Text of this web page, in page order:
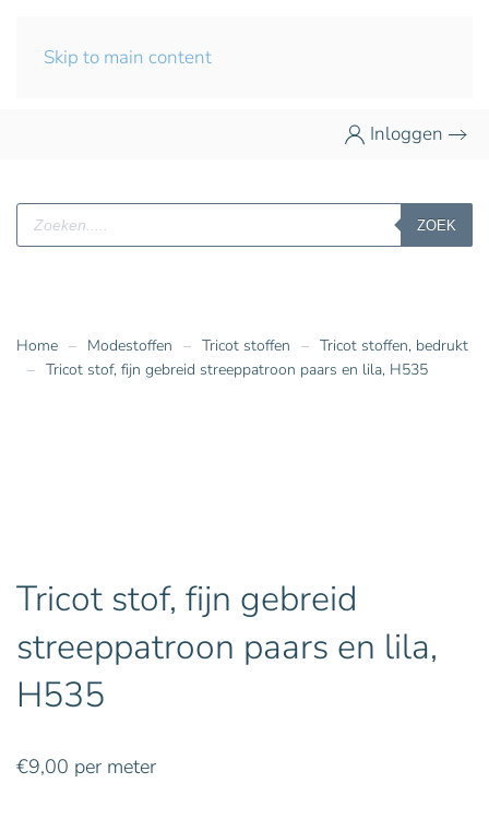
Skip to main content
Inloggen
Producten
zoeken
ZOEK
Home Modestoffen Tricot stoffen
Tricot stoffen, bedrukt
Tricot stof, fijn gebreid streeppatroon paars en lila, H535
Tricot stof, fijn gebreid
streeppatroon paars en lila,
H535
€9,00 per meter